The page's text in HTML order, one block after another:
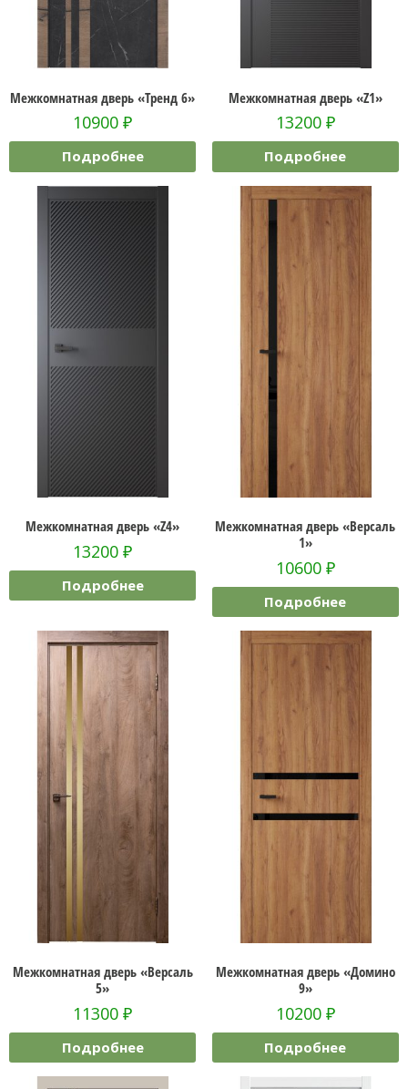
Межкомнатная дверь «Тренд 6»
10900₽
Подробнее
Межкомнатная дверь «Z1»
13200 ₽
Подробнее
Межкомнатная дверь «Z4»
13200₽
Подробнее
Межкомнатная дверь «Версаль
1»
10600 ₽
Подробнее
Межкомнатная дверь «Версаль
5»
11300₽
Подробнее
Межкомнатная дверь «Домино
9»
10200 ₽
Подробнее